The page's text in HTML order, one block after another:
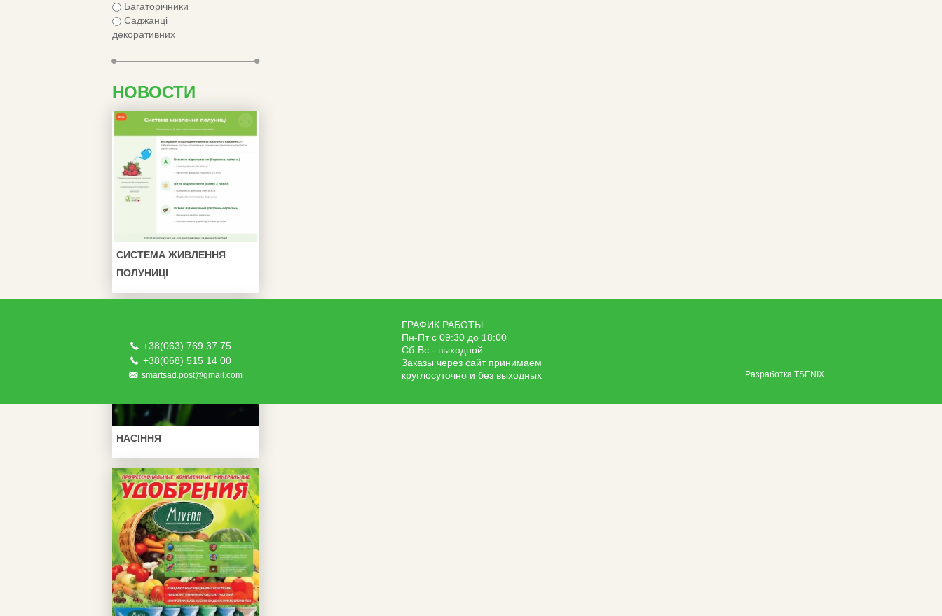
Багаторічники
Саджанці
декоративних
НОВОСТИ
СИСТЕМА ЖИВЛЕННЯ
ПОЛУНИЦІ
НАСІННЯ
+38(063) 769 37 75
+38(068) 515 14 00
smartsad.post@gmail.com
ГРАФИК РАБОТЫ
Пн-Пт с 09:30 до 18:00
Сб-Вс - выходной
Заказы через сайт принимаем
круглосуточно и без выходных
Разработка TSENIX